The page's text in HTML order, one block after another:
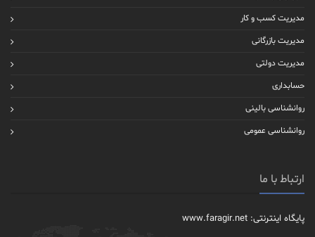
مدیریت کسب و کار
مدیریت بازرگانی
مدیریت دولتی
حسابداری
روانشناسی بالینی
روانشناسی عمومی
ارتباط با ما
پایگاه اینترنتی: www.faragir.net